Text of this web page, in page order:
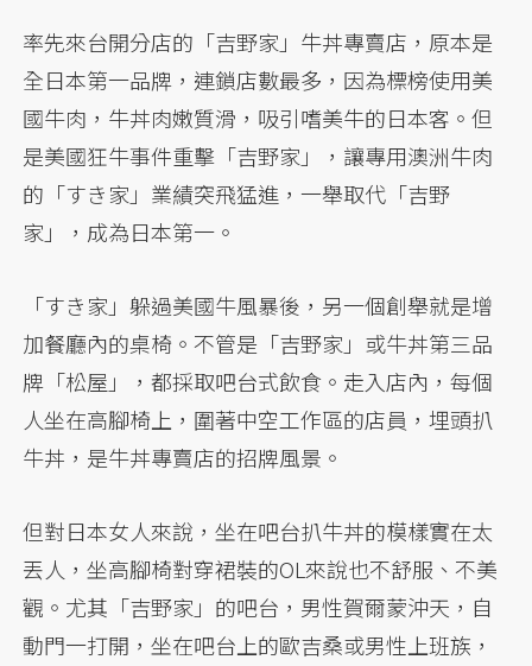
率先來台開分店的「吉野家」牛丼專賣店，原本是
全日本第一品牌，連鎖店數最多，因為標榜使用美
國牛肉，牛丼肉嫩質滑，吸引嗜美牛的日本客。但
是美國狂牛事件重擊「吉野家」，讓專用澳洲牛肉
的「すき家」業績突飛猛進，一舉取代「吉野
家」，成為日本第一。
「すき家」躲過美國牛風暴後，另一個創舉就是增
加餐廳內的桌椅。不管是「吉野家」或牛丼第三品
牌「松屋」，都採取吧台式飲食。走入店內，每個
人坐在高腳椅上，圍著中空工作區的店員，埋頭扒
牛丼，是牛丼專賣店的招牌風景。
但對日本女人來說，坐在吧台扒牛丼的模樣實在太
丟人，坐高腳椅對穿裙裝的OL來說也不舒服、不美
觀。尤其「吉野家」的吧台，男性賀爾蒙沖天，自
動門一打開，坐在吧台上的歐吉桑或男性上班族，